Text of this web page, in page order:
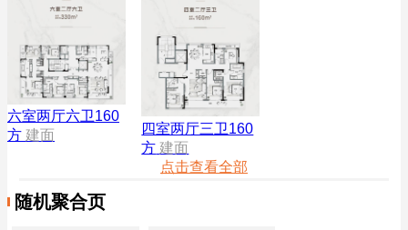
六室两厅六卫160
方 建面
四室两厅三卫160
方 建面
点击查看全部
随机聚合页